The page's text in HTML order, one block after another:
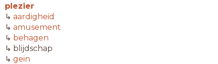
plezier
↳ aardigheid
↳ amusement
↳ behagen
↳ blijdschap
↳ gein